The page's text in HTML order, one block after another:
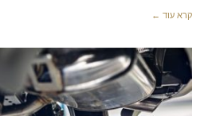
קרא עוד ←